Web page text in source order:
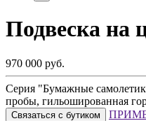
Подвеска на
970 000 руб.
Серия "Бумажные
пробы, гильошированная
Связаться с бутиком